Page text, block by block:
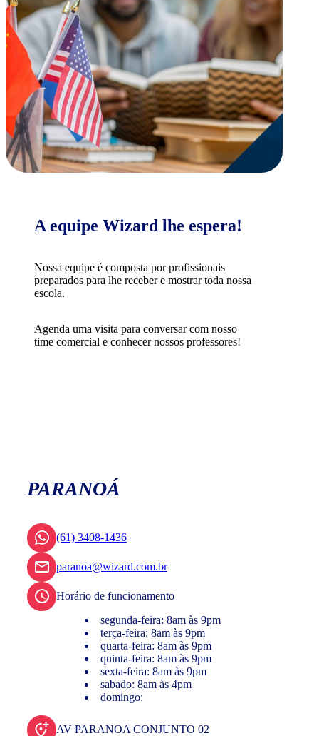
A equipe Wizard lhe espera!
Nossa equipe é composta por profissionais
preparados para lhe receber e mostrar toda nossa
escola.
Agenda uma visita para conversar com nosso
time comercial e conhecer nossos professores!
PARANOÁ
(61) 3408-1436
paranoa@wizard.com.br
Horário de funcionamento
segunda-feira: 8am às 9pm
terça-feira: 8am às 9pm
quarta-feira: 8am às 9pm
quinta-feira: 8am às 9pm
sexta-feira: 8am às 9pm
sabado: 8am às 4pm
domingo:
AV PARANOA CONJUNTO 02